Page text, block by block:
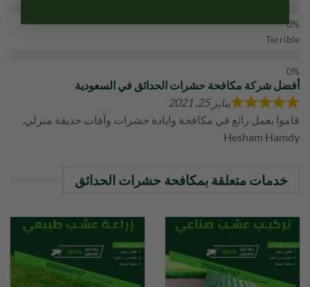
Terrible
أفضل شركة مكافحة حشرات الحدائق في السعودية
يناير 25, 2021
قاموا بعمل رائع في مكافحة وابادة حشرات وآفات حديقة منزلي.
Hesham Hamdy
خدمات متعلقة بمكافحة حشرات الحدائق